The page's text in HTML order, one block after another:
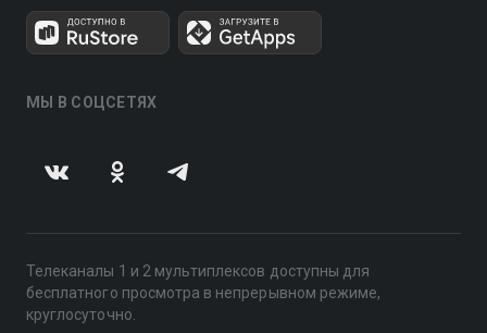
МЫ В СОЦСЕТЯХ
Телеканалы 1 и 2 мультиплексов доступны для
бесплатного просмотра в непрерывном режиме,
круглосуточно.